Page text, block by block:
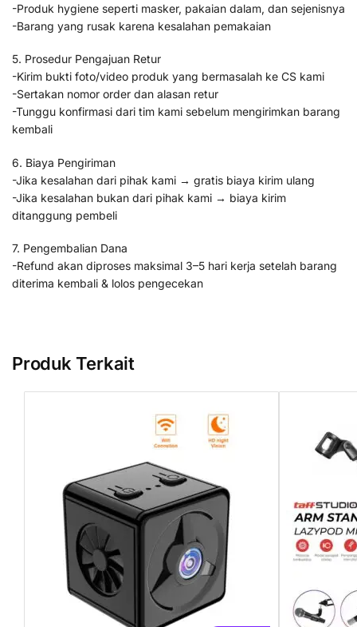
-Produk hygiene seperti masker, pakaian dalam, dan sejenisnya
-Barang yang rusak karena kesalahan pemakaian
5. Prosedur Pengajuan Retur
-Kirim bukti foto/video produk yang bermasalah ke CS kami
-Sertakan nomor order dan alasan retur
-Tunggu konfirmasi dari tim kami sebelum mengirimkan barang
kembali
6. Biaya Pengiriman
-Jika kesalahan dari pihak kami → gratis biaya kirim ulang
-Jika kesalahan bukan dari pihak kami → biaya kirim
ditanggung pembeli
7. Pengembalian Dana
-Refund akan diproses maksimal 3–5 hari kerja setelah barang
diterima kembali & lolos pengecekan
Produk Terkait